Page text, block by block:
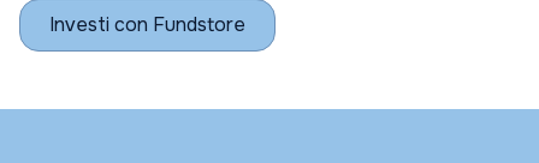
Investi con Fundstore